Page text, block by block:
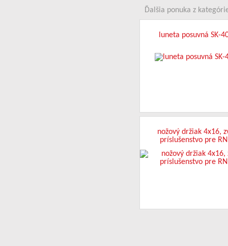
Ďalšia ponuka z
luneta posuvná SK-
nožový držiak 4x16,
príslušenstvo pre